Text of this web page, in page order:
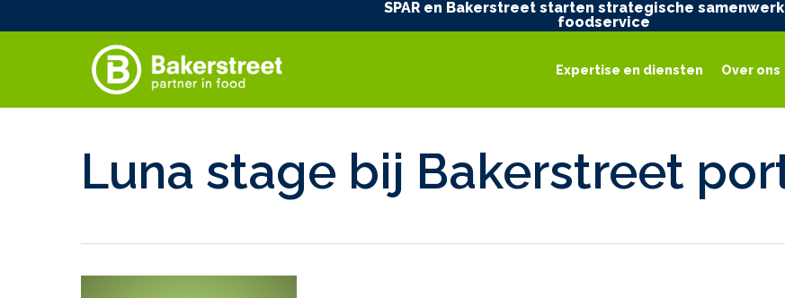
to
SPAR en Bakerstreet starten strategische
foodservice
Expertise en diensten Over ons
Luna stage bij Bakerstreet